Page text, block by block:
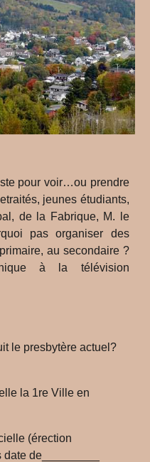
pour voir…ou prendre
jeunes étudiants,
de la Fabrique, M. le
pas organiser des
au secondaire ?
à la télévision
le presbytère actuel?
la 1re Ville en
(érection
de_________